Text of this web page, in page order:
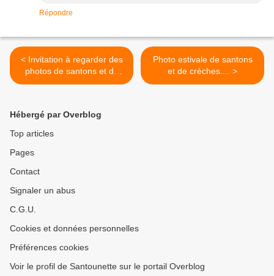
Répondre
< Invitation à regarder des
photos de santons et de
crèches durant la période
Photo estivale de santons
et de crèches.... >
Hébergé par Overblog
Top articles
Pages
Contact
Signaler un abus
C.G.U.
Cookies et données personnelles
Préférences cookies
Voir le profil de Santounette sur le portail Overblog